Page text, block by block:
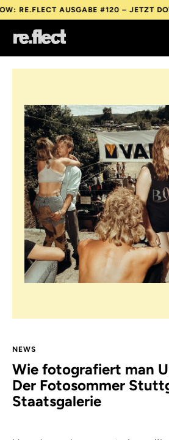
AUSGABE #120 – JETZT
AUSGABE #120 – JETZT
NEWS
Wie fotografiert man
Der Fotosommer
Staatsgalerie